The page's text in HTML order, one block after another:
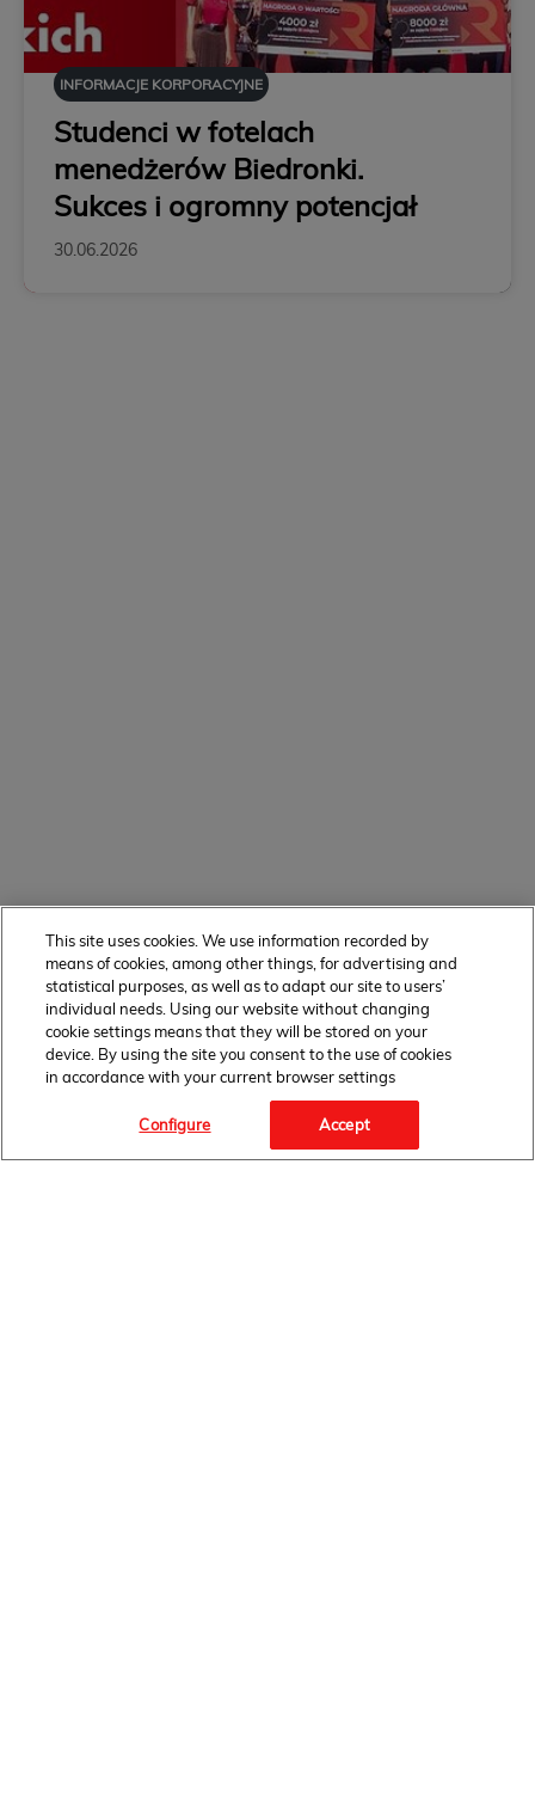
INFORMACJE KORPORACYJNE
Studenci w fotelach
menedżerów Biedronki.
Sukces i ogromny potencjał
30.06.2026
OBSERWUJ NAS
This site uses cookies. We use information recorded by
means of cookies, among other things, for advertising and
statistical purposes, as well as to adapt our site to users’
individual needs. Using our website without changing
cookie settings means that they will be stored on your
device. By using the site you consent to the use of cookies
in accordance with your current browser settings
Configure Accept